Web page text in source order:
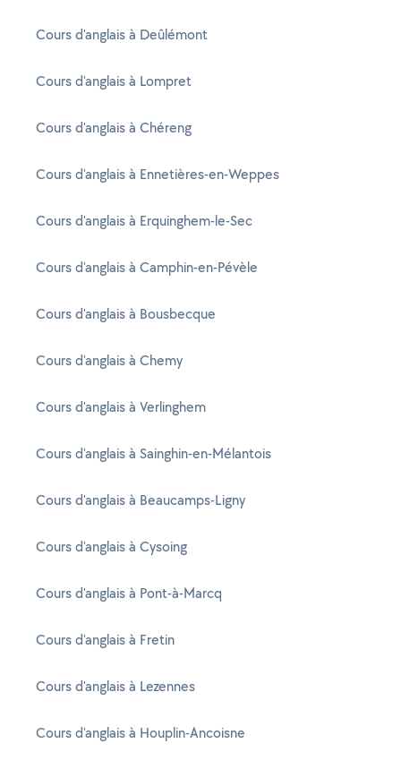
Cours d'anglais à Deûlémont
Cours d'anglais à Lompret
Cours d'anglais à Chéreng
Cours d'anglais à Ennetières-en-Weppes
Cours d'anglais à Erquinghem-le-Sec
Cours d'anglais à Camphin-en-Pévèle
Cours d'anglais à Bousbecque
Cours d'anglais à Chemy
Cours d'anglais à Verlinghem
Cours d'anglais à Sainghin-en-Mélantois
Cours d'anglais à Beaucamps-Ligny
Cours d'anglais à Cysoing
Cours d'anglais à Pont-à-Marcq
Cours d'anglais à Fretin
Cours d'anglais à Lezennes
Cours d'anglais à Houplin-Ancoisne